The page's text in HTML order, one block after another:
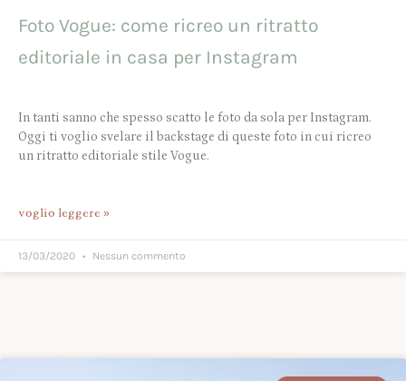
Foto Vogue: come ricreo un ritratto
editoriale in casa per Instagram
In tanti sanno che spesso scatto le foto da sola per Instagram.
Oggi ti voglio svelare il backstage di queste foto in cui ricreo
un ritratto editoriale stile Vogue.
voglio leggere »
13/03/2020 Nessun commento